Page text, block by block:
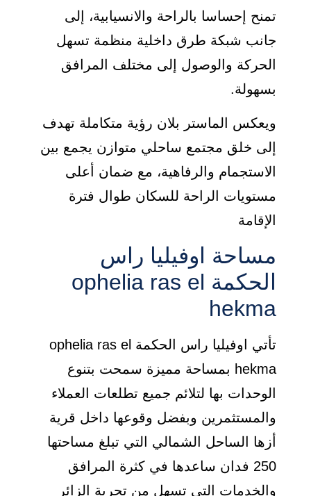
تمنح إحساسا بالراحة والانسيابية، إلى
جانب شبكة طرق داخلية منظمة تسهل
الحركة والوصول إلى مختلف المرافق
بسهولة.
ويعكس الماستر بلان رؤية متكاملة تهدف
إلى خلق مجتمع ساحلي متوازن يجمع بين
الاستجمام والرفاهية، مع ضمان أعلى
مستويات الراحة للسكان طوال فترة
الإقامة
مساحة اوفيليا راس
الحكمة ophelia ras el
hekma
تأتي اوفيليا راس الحكمة ophelia ras el
hekma بمساحة مميزة سمحت بتنوع
الوحدات بها لتلائم جميع تطلعات العملاء
والمستثمرين وبفضل وقوعها داخل قرية
أزها الساحل الشمالي التي تبلغ مساحتها
250 فدان ساعدها في كثرة المرافق
والخدمات التي تسهل من تجربة الزائر